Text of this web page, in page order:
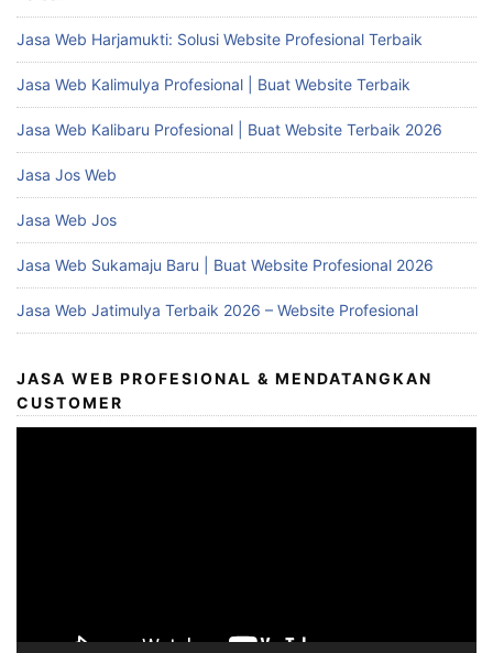
Jasa Web Harjamukti: Solusi Website Profesional Terbaik
Jasa Web Kalimulya Profesional | Buat Website Terbaik
Jasa Web Kalibaru Profesional | Buat Website Terbaik 2026
Jasa Jos Web
Jasa Web Jos
Jasa Web Sukamaju Baru | Buat Website Profesional 2026
Jasa Web Jatimulya Terbaik 2026 – Website Profesional
JASA WEB PROFESIONAL & MENDATANGKAN
CUSTOMER